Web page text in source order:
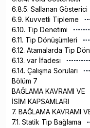
6.8.5. Sallanan Gösterici
6.9. Kuvvetli Tipleme
6.10. Tip Denetimi
6.11. Tip Dönüşümleri
6.12. Atamalarda Tip
6.13. var İfadesi
6.14. Çalışma Soruları
Bölüm 7
BAĞLAMA KAVRAMI VE
İSİM KAPSAMLARI
7. BAĞLAMA KAVRAMI
7.1. Statik Tip Bağlama